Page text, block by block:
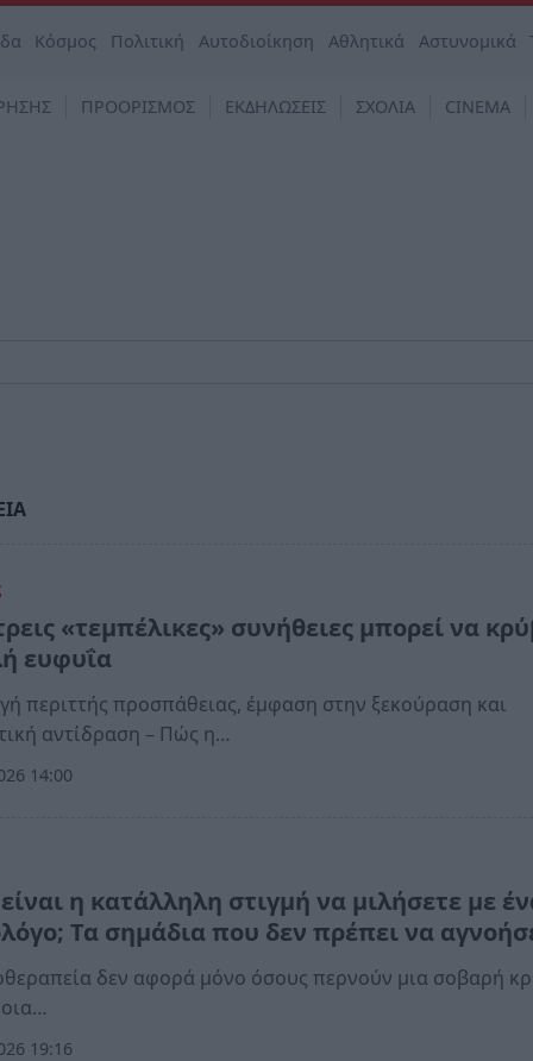
Κόσμος Πολιτική Αυτοδιοίκηση Αθλητικά Αστυνομικά
ΠΡΟΟΡΙΣΜΟΣ ΕΚΔΗΛΩΣΕΙΣ ΣΧΟΛΙΑ CINEMA
«τεμπέλικες» συνήθειες μπορεί να
ευφυΐα
περιττής προσπάθειας, έμφαση στην ξεκούραση και
αντίδραση – Πώς η…
14:00
η κατάλληλη στιγμή να μιλήσετε με
Τα σημάδια που δεν πρέπει να
δεν αφορά μόνο όσους περνούν μια σοβαρή
19:16